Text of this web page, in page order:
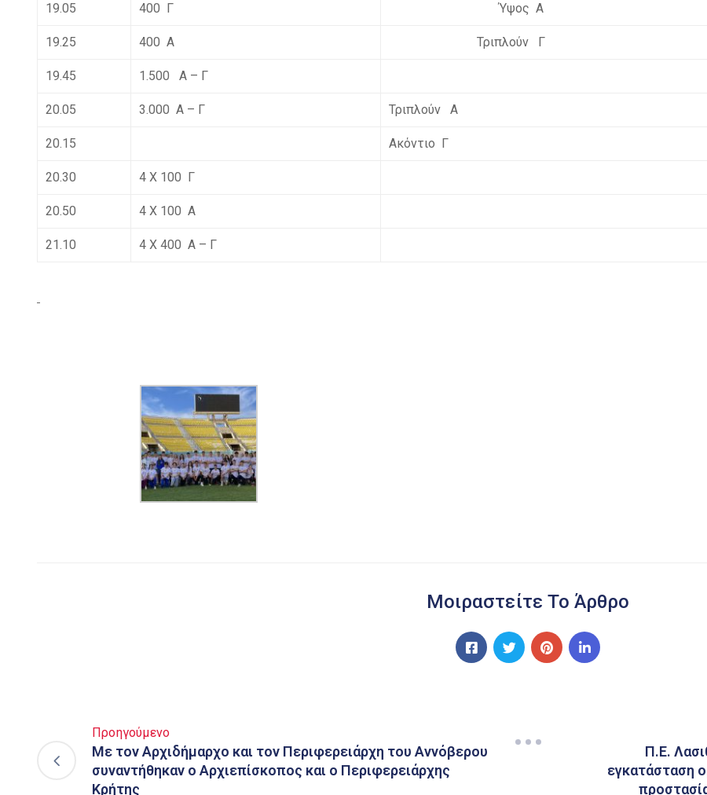
19.05 400 Γ Ύψος Α
19.25 400 Α Τριπλούν Γ
19.45 1.500 Α – Γ
20.05 3.000 Α – Γ Τριπλούν Α
20.15 Ακόντιο Γ
20.30 4 Χ 100 Γ
20.50 4 Χ 100 Α
21.10 4 Χ 400 Α – Γ
Μοιραστείτε Το Άρθρο
Προηγούμενο
Με τον Αρχιδήμαρχο και τον Περιφερειάρχη του Αννόβερου
συναντήθηκαν ο Αρχιεπίσκοπος και ο Περιφερειάρχης
Κρήτης
Π.Ε.
εγκατάσταση